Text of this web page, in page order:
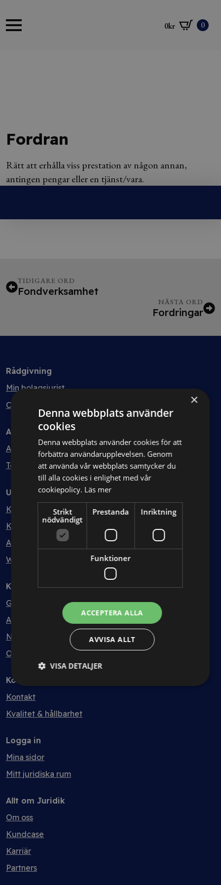
0kr 0
Fordran
Rätt att erhålla viss prestation av någon annan,
antingen pengar eller en tjänst/vara.
TIDIGARE ORD
Fondverksamhet
NÄSTA ORD
Fordringar
Rådgivning
Min bolagsjurist
Ombud
Avtal
Avtalshantering
Testa kostnadsfritt
Utbildning
Kurser
Kurspaket
Abonnemang
Webbinarium
Kunskapsbank
Guider
Avtalsmallar
Nyheter
Ordlista
Kontakt
Kontakt
Kvalitet & hållbarhet
Logga in
Mina sidor
Mitt juridiska rum
Allt om Juridik
Om oss
Kundcase
Karriär
Partners
×
Denna webbplats använder
cookies
Denna webbplats använder cookies för att
förbättra användarupplevelsen. Genom
att använda vår webbplats samtycker du
till alla cookies i enlighet med vår
cookiepolicy. Läs mer
Strikt
nödvändigt
Prestanda Inriktning
Funktioner
ACCEPTERA ALLA
AVVISA ALLT
VISA DETALJER